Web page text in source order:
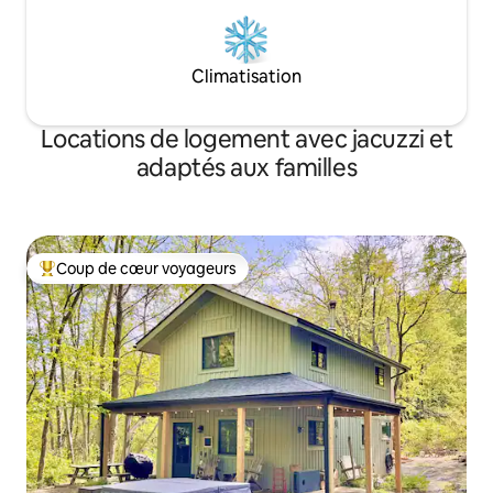
Climatisation
Locations de logement avec jacuzzi et
adaptés aux familles
Coups de cœur voyageurs les plus appréciés
Coup de cœur voyageurs